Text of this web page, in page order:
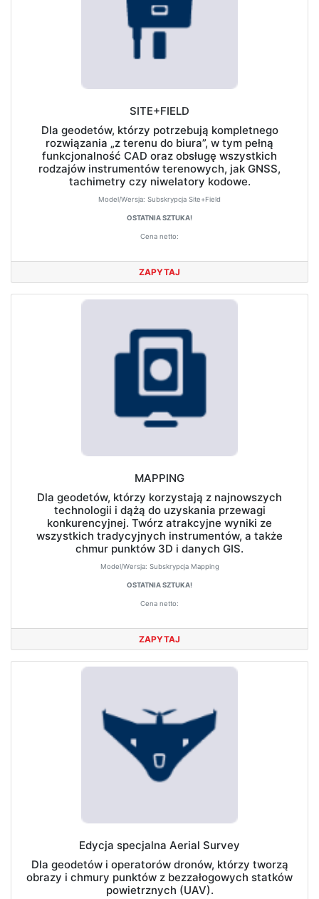
SITE+FIELD
Dla geodetów, którzy potrzebują kompletnego
rozwiązania „z terenu do biura”, w tym pełną
funkcjonalność CAD oraz obsługę wszystkich
rodzajów instrumentów terenowych, jak GNSS,
tachimetry czy niwelatory kodowe.
Model/Wersja: Subskrypcja Site+Field
OSTATNIA SZTUKA!
Cena netto:
ZAPYTAJ
MAPPING
Dla geodetów, którzy korzystają z najnowszych
technologii i dążą do uzyskania przewagi
konkurencyjnej. Twórz atrakcyjne wyniki ze
wszystkich tradycyjnych instrumentów, a także
chmur punktów 3D i danych GIS.
Model/Wersja: Subskrypcja Mapping
OSTATNIA SZTUKA!
Cena netto:
ZAPYTAJ
Edycja specjalna Aerial Survey
Dla geodetów i operatorów dronów, którzy tworzą
obrazy i chmury punktów z bezzałogowych statków
powietrznych (UAV).